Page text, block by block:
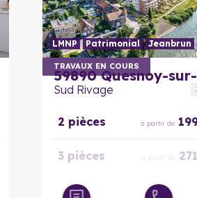
En savoir plus
TRAVAUX EN COURS
LMNP Patrimonial Jeanbrun
59890 Quesnoy-
Sud Rivage
2 pièces à partir de
3 pièces à partir de
4 pièces à partir de